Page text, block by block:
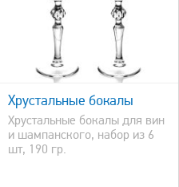
Хрустальные бокалы
Хрустальные бокалы для вин
и шампанского, набор из 6
шт, 190 гр.
быстрый просмотр